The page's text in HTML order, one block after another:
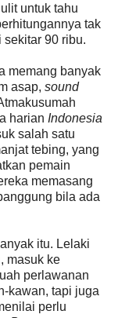
untuk tahu
tak
90 ribu.
memang banyak
asap, sound
harian Indonesia
salah satu
tebing, yang
pemain
memasang
bila ada
itu. Lelaki
masuk ke
perlawanan
kawan, tapi juga
perlu